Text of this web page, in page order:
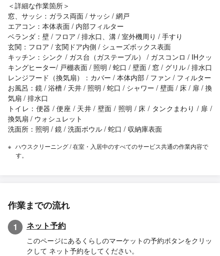
＜詳細な作業箇所＞
窓、サッシ：ガラス両面 / サッシ / 網戸
エアコン：本体表面 / 内部フィルター
ベランダ：壁 / フロア / 排水口、溝 / 室外機周り / 手すり
玄関：フロア / 玄関ドア内側 / シューズボックス表面
キッチン：シンク / ガス台（ガステーブル） / ガスコンロ / IHクッ
キングヒーター/ 戸棚表面 / 照明 / 蛇口 / 壁面 / 窓 / グリル / 排水口
レンジフード（換気扇）：カバー / 本体内部 / ファン / フィルター
お風呂：鏡 / 浴槽 / 天井 / 照明 / 蛇口 / シャワー / 壁面 / 床 / 扉 / 換
気扇 / 排水口
トイレ：便器 / 便座 / 天井 / 壁面 / 照明 / 床 / タンクまわり / 扉 /
換気扇 / ウォシュレット
洗面所：照明 / 鏡 / 洗面ボウル / 蛇口 / 収納庫表面
ハウスクリーニング / 在室・入居中のすべてのサービス共通の作業内容で
す。
作業までの流れ
1 ネット予約
このページにあるくらしのマーケットの予約ボタンをクリッ
クして ネット予約をしてください。